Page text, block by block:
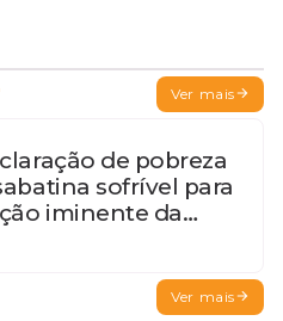
Ver mais
de pobreza
sofrível para
iminente da
a vaga do Quinto
Ver mais